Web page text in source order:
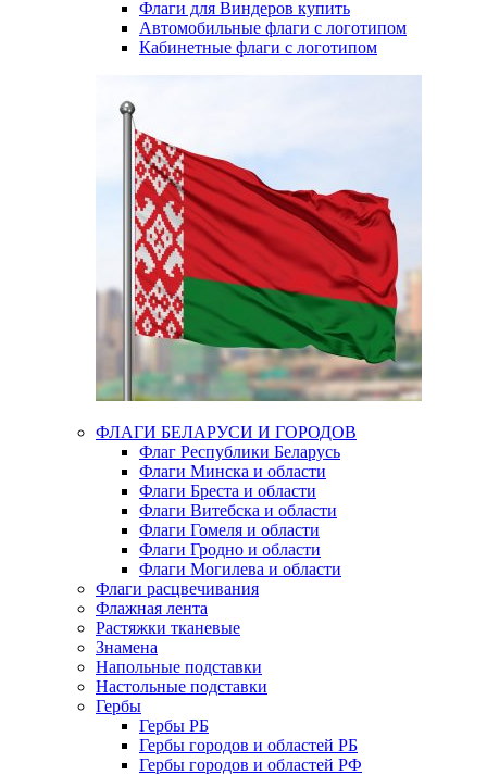
Флаги для Виндеров купить
Автомобильные флаги с логотипом
Кабинетные флаги с логотипом
ФЛАГИ БЕЛАРУСИ И ГОРОДОВ
Флаг Республики Беларусь
Флаги Минска и области
Флаги Бреста и области
Флаги Витебска и области
Флаги Гомеля и области
Флаги Гродно и области
Флаги Могилева и области
Флаги расцвечивания
Флажная лента
Растяжки тканевые
Знамена
Напольные подставки
Настольные подставки
Гербы
Гербы РБ
Гербы городов и областей РБ
Гербы городов и областей РФ